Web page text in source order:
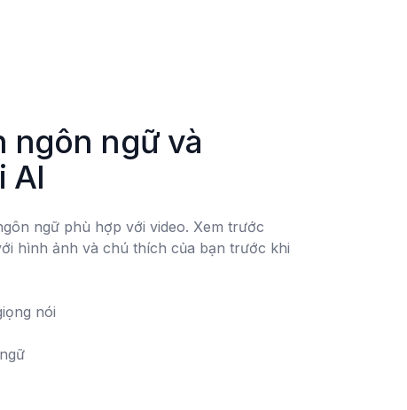
ngôn ngữ và
AI
ngữ phù hợp với video. Xem trước
hình ảnh và chú thích của bạn trước khi
ngữ